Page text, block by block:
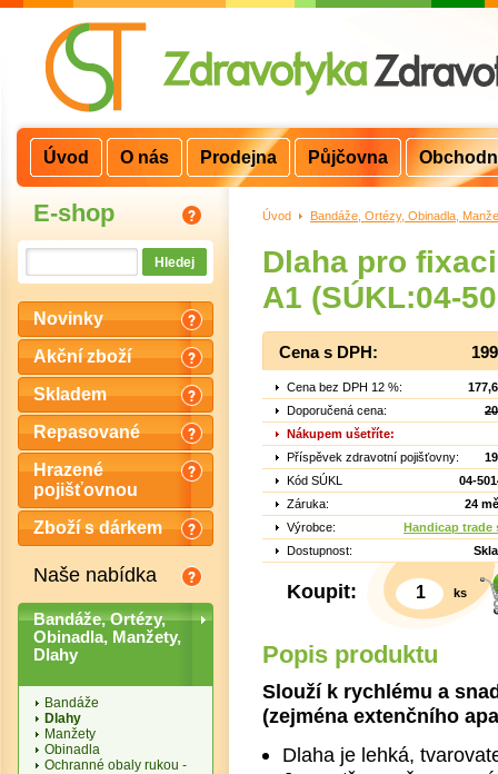
E-shop
Novinky
Akční zboží
Skladem
Repasované
Hrazené
pojišťovnou
Zboží s dárkem
Naše nabídka
Bandáže, Ortézy,
Obinadla, Manžety,
Dlahy
Bandáže
Dlahy
Manžety
Obinadla
Ochranné obaly rukou -
Úvod > Bandáže, Ortézy, Obinadla,
Dlaha pro
A1 (SÚKL:04-
Cena s DPH:
Cena bez DPH 12 %:
Doporučená cena:
Nákupem ušetříte:
Příspěvek zdravotní pojišťovny:
Kód SÚKL
04-
Záruka:
24
Výrobce:
Handicap trade
Dostupnost:
Koupit: ks
Popis produktu
Slouží k rychlému a
(zejména extenčního
Dlaha je lehká,
Úvod O nás Prodejna Půjčovna